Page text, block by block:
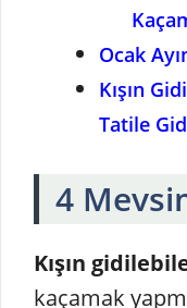
Ocak
Kışın
Tatile
4
Kışın
kaçamak